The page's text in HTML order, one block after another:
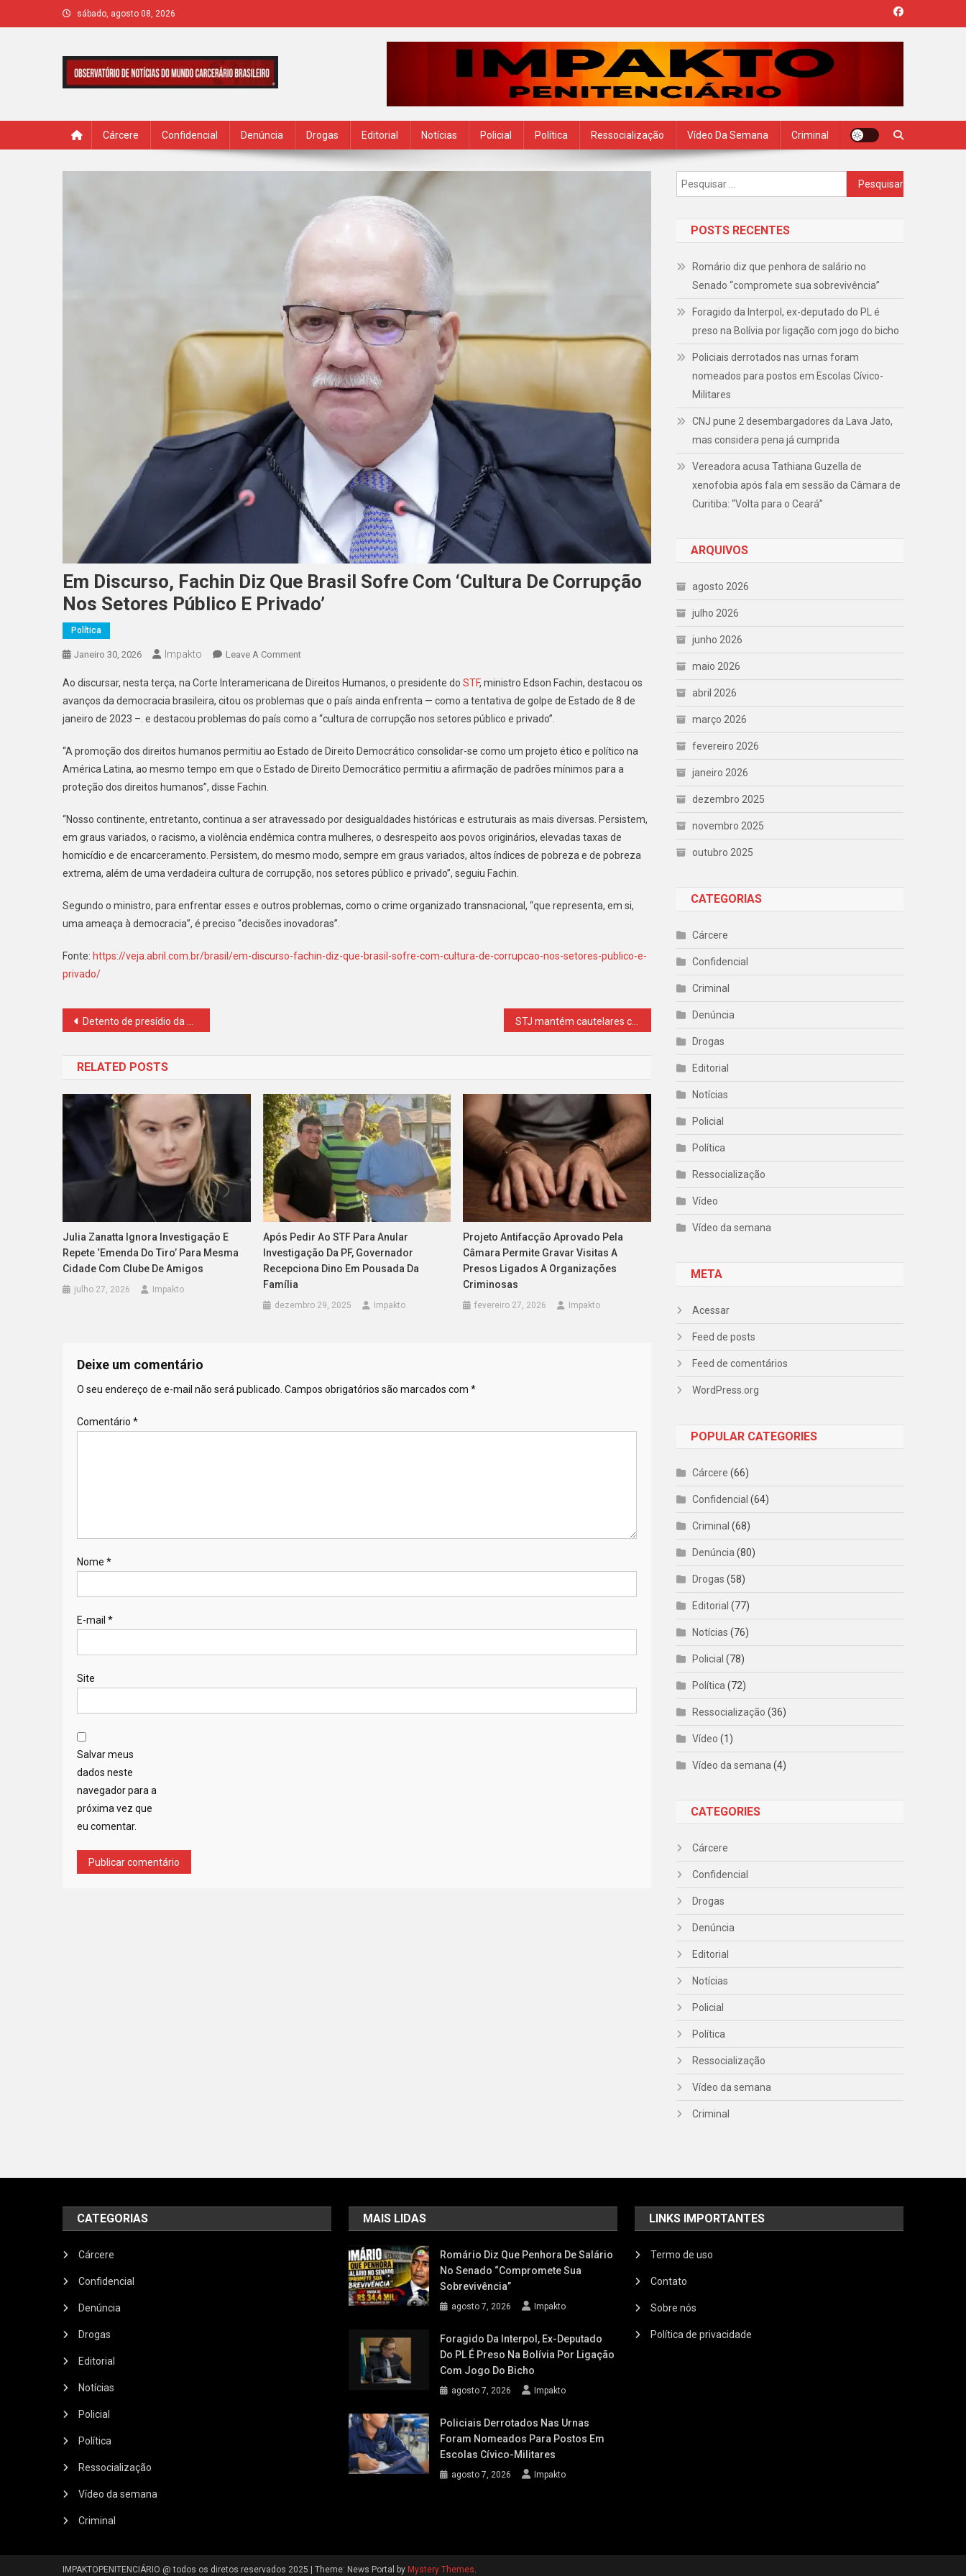
to
sábado, agosto 08, 2026
Cárcere Confidencial Denúncia Drogas Editorial Notícias Policial Política Ressocialização Vídeo Da Semana Criminal
Em Discurso, Fachin Diz Que Brasil Sofre Com ‘cultura De Corrupção
Nos Setores Público E Privado’
Política
Janeiro 30, 2026 Impakto Leave A CommentOn
Discurso,
Fachin
Diz
Brasil
Sofre
De
Corrupção
Nos
Setores
E
Privado’
Ao discursar, nesta terça, na Corte Interamericana de Direitos Humanos, o presidente do STF, ministro Edson Fachin, destacou os
avanços da democracia brasileira, citou os problemas que o país ainda enfrenta — como a tentativa de golpe de Estado de 8 de
janeiro de 2023 –. e destacou problemas do país como a “cultura de corrupção nos setores público e privado”.
“A promoção dos direitos humanos permitiu ao Estado de Direito Democrático consolidar-se como um projeto ético e político na
América Latina, ao mesmo tempo em que o Estado de Direito Democrático permitiu a afirmação de padrões mínimos para a
proteção dos direitos humanos”, disse Fachin.
“Nosso continente, entretanto, continua a ser atravessado por desigualdades históricas e estruturais as mais diversas. Persistem,
em graus variados, o racismo, a violência endêmica contra mulheres, o desrespeito aos povos originários, elevadas taxas de
homicídio e de encarceramento. Persistem, do mesmo modo, sempre em graus variados, altos índices de pobreza e de pobreza
extrema, além de uma verdadeira cultura de corrupção, nos setores público e privado”, seguiu Fachin.
Segundo o ministro, para enfrentar esses e outros problemas, como o crime organizado transnacional, “que representa, em si,
uma ameaça à democracia”, é preciso “decisões inovadoras”.
Fonte: https://veja.abril.com.br/brasil/em-discurso-fachin-diz-que-brasil-sofre-com-cultura-de-corrupcao-nos-setores-publico-e-
privado/
Navegação
Post
Detento de presídio da Bahia alcança 880 pontos no Enem PPL
RELATED POSTS
Julia Zanatta Ignora Investigação E
Repete ‘emenda Do Tiro’ Para Mesma
Cidade Com Clube De Amigos
julho 27, 2026 Impakto
Após Pedir Ao STF Para Anular
Investigação Da PF, Governador
Recepciona Dino Em Pousada Da
Família
dezembro 29, 2025 Impakto
Projeto Antifacção Aprovado Pela
Câmara Permite Gravar Visitas A
Presos Ligados A Organizações
Criminosas
fevereiro 27, 2026 Impakto
Deixe um comentário
O seu endereço de e-mail não será publicado. Campos obrigatórios são marcados com *
Comentário *
Nome *
E-mail *
Site
Salvar meus
dados neste
navegador para a
próxima vez que
eu comentar.
Pesquisar
por:
POSTS RECENTES
Romário diz que penhora de salário no
Senado “compromete sua sobrevivência”
Foragido da Interpol, ex-deputado do PL é
preso na Bolívia por ligação com jogo do bicho
Policiais derrotados nas urnas foram
nomeados para postos em Escolas Cívico-
Militares
CNJ pune 2 desembargadores da Lava Jato,
mas considera pena já cumprida
Vereadora acusa Tathiana Guzella de
xenofobia após fala em sessão da Câmara de
Curitiba: “Volta para o Ceará”
ARQUIVOS
agosto 2026
julho 2026
junho 2026
maio 2026
abril 2026
março 2026
fevereiro 2026
janeiro 2026
dezembro 2025
novembro 2025
outubro 2025
CATEGORIAS
Cárcere
Confidencial
Criminal
Denúncia
Drogas
Editorial
Notícias
Policial
Política
Ressocialização
Vídeo
Vídeo da semana
META
Acessar
Feed de posts
Feed de comentários
WordPress.org
POPULAR CATEGORIES
Cárcere (66)
Confidencial (64)
Criminal (68)
Denúncia (80)
Drogas (58)
Editorial (77)
Notícias (76)
Policial (78)
Política (72)
Ressocialização (36)
Vídeo (1)
Vídeo da semana (4)
CATEGORIES
Cárcere
Confidencial
Drogas
Denúncia
Editorial
Notícias
Policial
Política
Ressocialização
Vídeo da semana
Criminal
CATEGORIAS
Cárcere
Confidencial
Denúncia
Drogas
Editorial
Notícias
Policial
Política
Ressocialização
Vídeo da semana
Criminal
MAIS LIDAS
Romário Diz Que Penhora De Salário
No Senado “compromete Sua
Sobrevivência”
agosto 7, 2026 Impakto
Foragido Da Interpol, Ex-Deputado
Do PL É Preso Na Bolívia Por Ligação
Com Jogo Do Bicho
agosto 7, 2026 Impakto
Policiais Derrotados Nas Urnas
Foram Nomeados Para Postos Em
Escolas Cívico-Militares
agosto 7, 2026 Impakto
LINKS IMPORTANTES
Termo de uso
Contato
Sobre nós
Política de privacidade
IMPAKTOPENITENCIÁRIO @ todos os diretos reservados 2025 Theme: News Portal by Mystery Themes.